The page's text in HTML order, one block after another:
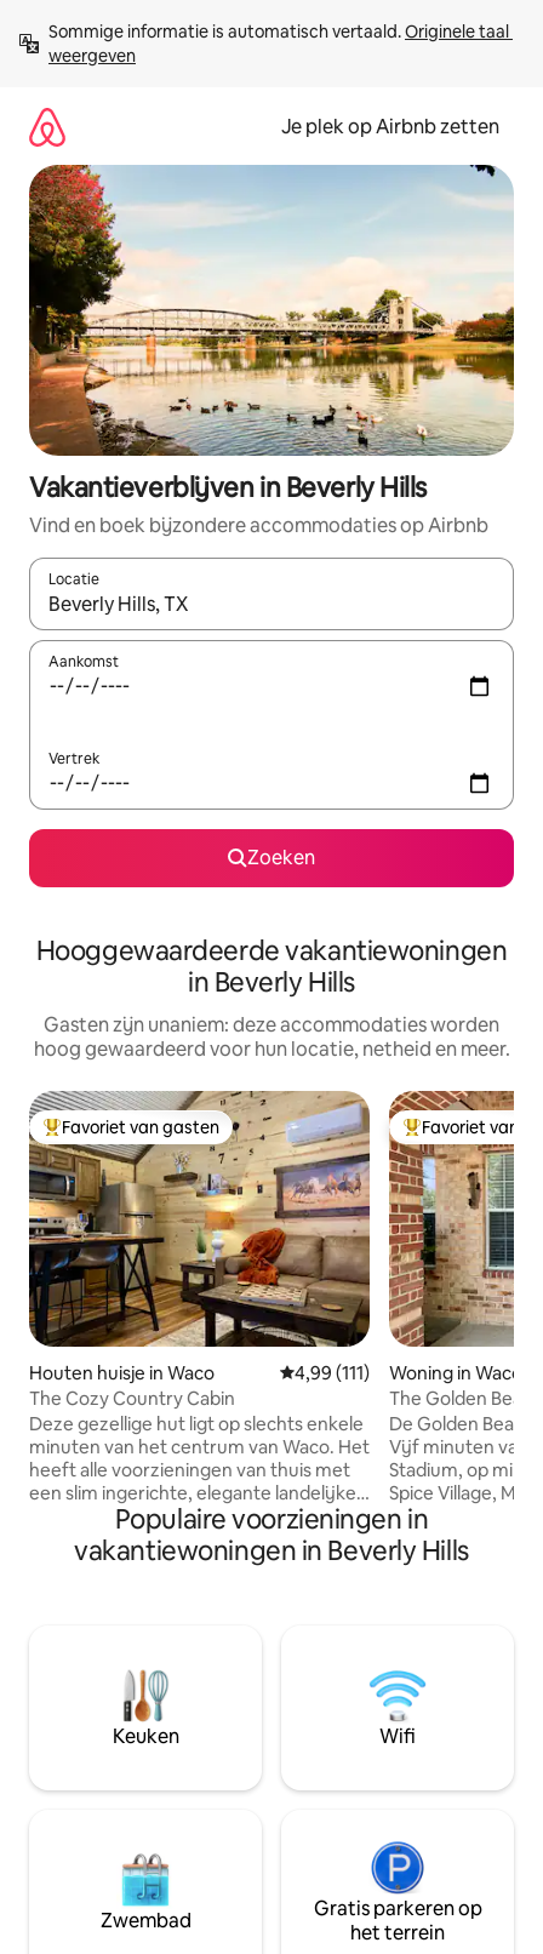
direct
naar
Sommige informatie is automatisch vertaald. Originele taal
weergeven
Je plek op Airbnb zetten
Vakantieverblijven in Beverly Hills
Vind en boek bijzondere accommodaties op Airbnb
Locatie
Wanneer er resultaten beschikbaar zijn, maak je een keuze
Aankomst
Vertrek
Zoeken
Hooggewaardeerde vakantiewoningen
in Beverly Hills
Gasten zijn unaniem: deze accommodaties worden
hoog gewaardeerd voor hun locatie, netheid en meer.
Topfavoriet van gasten
Favoriet van gasten
Houten huisje in Waco Gemiddelde beoordeling van
4,99 (111)
The Cozy Country Cabin
Deze gezellige hut ligt op slechts enkele
minuten van het centrum van Waco. Het
heeft alle voorzieningen van thuis met
een slim ingerichte, elegante landelijke
sfeer. Van het queensize bed tot de full-
size wasmachine en droger. Hoewel er
een complete keuken is, is er geen detail
streaming-app op twee 55inch 4K-tv 's,
of wieg je zorgen weg op de veranda in
de rust en stilte terwijl je geniet van de
sterren zonder alle auto' s!
Topfavoriet van
Favoriet van
Woning in Waco
The Golden
Univ
De Golden Bear
Vijf minuten van
Stadium, op
Spice Village,
Park en de
Magnolia Table.
parking. Dit is de
achtertuin met
vuurplaats
hebben een UV-
bacteriën en
Populaire voorzieningen in
vakantiewoningen in Beverly Hills
Keuken Wifi
Zwembad
Gratis parkeren op
het terrein